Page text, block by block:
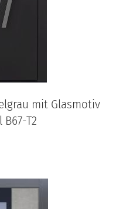
mit Glasmotiv
B67-T2